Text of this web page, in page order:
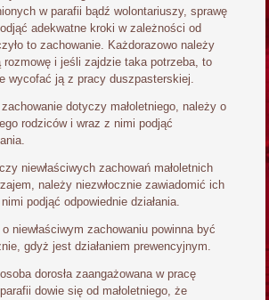
w parafii bądź wolontariuszy, sprawę
adekwatne kroki w zależności od
to zachowanie. Każdorazowo należy
rozmowę i jeśli zajdzie taka potrzeba, to
wycofać ją z pracy duszpasterskiej.
dotyczy małoletniego, należy o
rodziców i wraz z nimi podjąć
niewłaściwych zachowań małoletnich
należy niezwłocznie zawiadomić ich
podjąć odpowiednie działania.
niewłaściwym zachowaniu powinna być
gdyż jest działaniem prewencyjnym.
dorosła zaangażowana w pracę
dowie się od małoletniego, że